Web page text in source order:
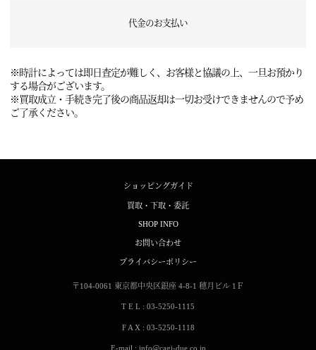
代金のお支払い
※時計によっては即日査定が難しく、お客様と協議の上、一旦お預かり
する場合がございます。
※買取成立・手続き完了後の商品返却は一切お受けできませんので予め
ご了承ください。
ショッピングガイド
買取・下取・委託
SHOP INFO
お問い合わせ
プライバシーポリシー
〒104-0061 東京都中央区銀座 4-8-1 穂月ビル 1Ｆ
T E L : 03-5250-1115
F A X : 03-5250-1118
E-mail : info@cagi-due.co.jp